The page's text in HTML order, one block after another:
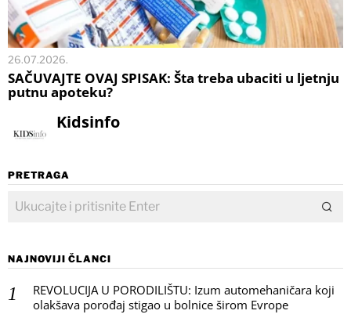
26.07.2026.
SAČUVAJTE OVAJ SPISAK: Šta treba ubaciti u ljetnju
putnu apoteku?
Kidsinfo
PRETRAGA
NAJNOVIJI ČLANCI
REVOLUCIJA U PORODILIŠTU: Izum automehaničara koji
olakšava porođaj stigao u bolnice širom Evrope